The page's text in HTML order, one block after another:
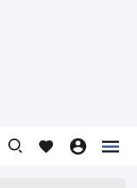
   

